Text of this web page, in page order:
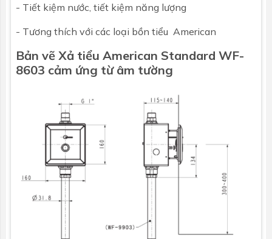
- Tiết kiệm nước, tiết kiệm năng lượng
- Tương thích với các loại bồn tiểu American
Bản vẽ Xả tiểu American Standard WF-
8603 cảm ứng từ âm tường